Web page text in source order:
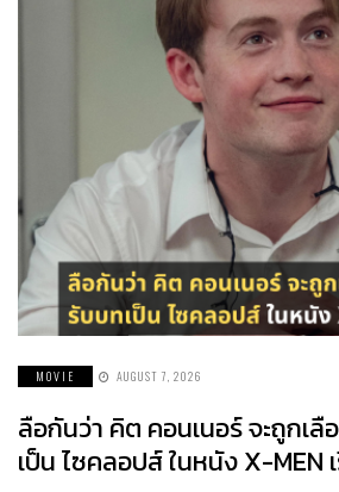
MOVIE AUGUST 7, 2026
ลือกันว่า คิต คอนเนอร์ จะถูกเ
เป็น ไซคลอปส์ ในหนัง X-MEN